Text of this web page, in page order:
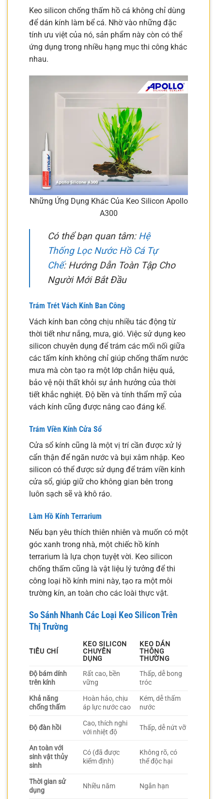
Keo silicon chống thấm hồ cá không chỉ dùng
để dán kính làm bể cá. Nhờ vào những đặc
tính ưu việt của nó, sản phẩm này còn có thể
ứng dụng trong nhiều hạng mục thi công khác
nhau.
Những Ứng Dụng Khác Của Keo Silicon Apollo
A300
Có thể bạn quan tâm: Hệ
Thống Lọc Nước Hồ Cá Tự
Chế: Hướng Dẫn Toàn Tập Cho
Người Mới Bắt Đầu
Trám Trét Vách Kính Ban Công
Vách kính ban công chịu nhiều tác động từ
thời tiết như nắng, mưa, gió. Việc sử dụng keo
silicon chuyên dụng để trám các mối nối giữa
các tấm kính không chỉ giúp chống thấm nước
mưa mà còn tạo ra một lớp chắn hiệu quả,
bảo vệ nội thất khỏi sự ảnh hưởng của thời
tiết khắc nghiệt. Độ bền và tính thẩm mỹ của
vách kính cũng được nâng cao đáng kể.
Trám Viền Kính Cửa Sổ
Cửa sổ kính cũng là một vị trí cần được xử lý
cẩn thận để ngăn nước và bụi xâm nhập. Keo
silicon có thể được sử dụng để trám viền kính
cửa sổ, giúp giữ cho không gian bên trong
luôn sạch sẽ và khô ráo.
Làm Hồ Kính Terrarium
Nếu bạn yêu thích thiên nhiên và muốn có một
góc xanh trong nhà, một chiếc hồ kính
terrarium là lựa chọn tuyệt vời. Keo silicon
chống thấm cũng là vật liệu lý tưởng để thi
công loại hồ kính mini này, tạo ra một môi
trường kín, an toàn cho các loài thực vật.
So Sánh Nhanh Các Loại Keo Silicon Trên
Thị Trường
TIÊU CHÍ
KEO SILICON
CHUYÊN
DỤNG
KEO DÁN
THÔNG
THƯỜNG
Độ bám dính
trên kính
Rất cao, bền
vững
Thấp, dễ bong
tróc
Khả năng
chống thấm
Hoàn hảo, chịu
áp lực nước cao
Kém, dễ thấm
nước
Độ đàn hồi
Cao, thích nghi
với nhiệt độ
Thấp, dễ nứt vỡ
An toàn với
sinh vật thủy
sinh
Có (đã được
kiểm định)
Không rõ, có
thể độc hại
Thời gian sử
dụng
Nhiều năm Ngắn hạn